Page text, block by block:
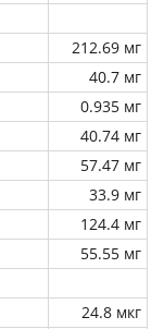
212.69 мг
40.7 мг
0.935 мг
40.74 мг
57.47 мг
33.9 мг
124.4 мг
55.55 мг
24.8 мкг